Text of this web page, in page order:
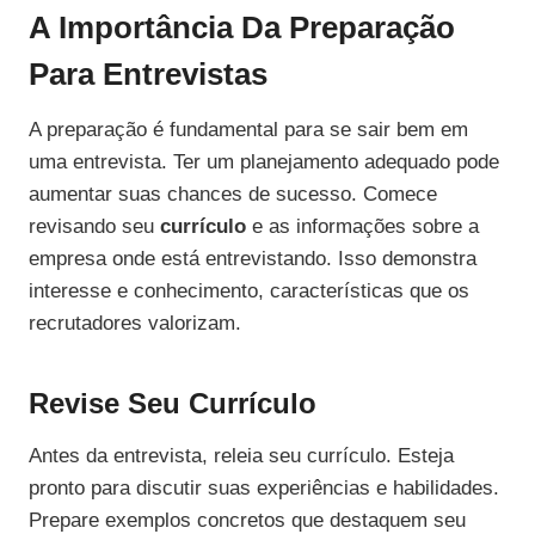
A Importância Da Preparação
Para Entrevistas
A preparação é fundamental para se sair bem em
uma entrevista. Ter um planejamento adequado pode
aumentar suas chances de sucesso. Comece
revisando seu currículo e as informações sobre a
empresa onde está entrevistando. Isso demonstra
interesse e conhecimento, características que os
recrutadores valorizam.
Revise Seu Currículo
Antes da entrevista, releia seu currículo. Esteja
pronto para discutir suas experiências e habilidades.
Prepare exemplos concretos que destaquem seu